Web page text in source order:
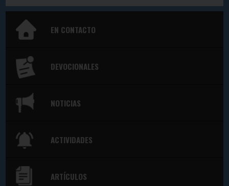
EN CONTACTO
DEVOCIONALES
NOTICIAS
ACTIVIDADES
ARTÍCULOS